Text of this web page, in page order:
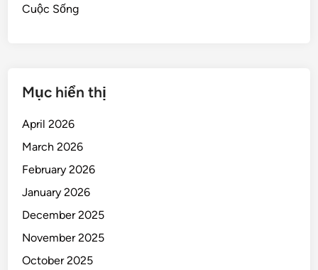
Cuộc Sống
Mục hiển thị
April 2026
March 2026
February 2026
January 2026
December 2025
November 2025
October 2025